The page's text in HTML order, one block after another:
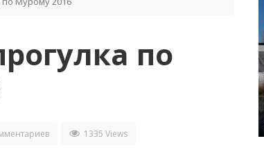
по
1335 Views